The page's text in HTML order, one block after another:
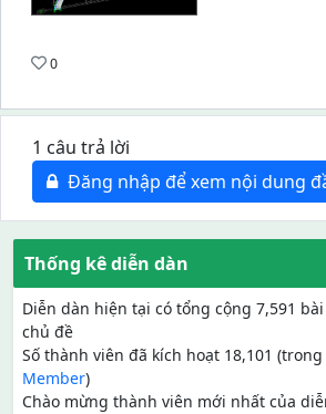
0
1 câu trả lời
Đăng nhập để xem nội dung
Thống kê diễn dàn
Diễn dàn hiện tại có tổng cộng 7,591
chủ đề
Số thành viên đã kích hoạt 18,101 (trong
Member)
Chào mừng thành viên mới nhất của